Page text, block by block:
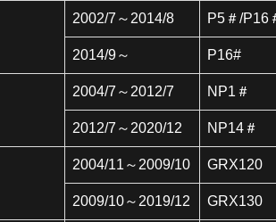
2002/7～2014/8 P5＃/P16
2014/9～ P16#
2004/7～2012/7 NP1＃
2012/7～2020/12 NP14＃
2004/11～2009/10 GRX120
2009/10～2019/12 GRX130